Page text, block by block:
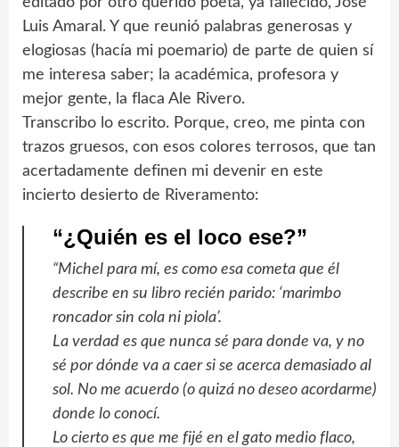
Luis Amaral. Y que reunió palabras generosas y
elogiosas (hacía mi poemario) de parte de quien sí
me interesa saber; la académica, profesora y
mejor gente, la flaca Ale Rivero.
Transcribo lo escrito. Porque, creo, me pinta con
trazos gruesos, con esos colores terrosos, que tan
acertadamente definen mi devenir en este
incierto desierto de Riveramento:
“¿Quién es el loco ese?”
“Michel para mí, es como esa cometa que él
describe en su libro recién parido: ‘marimbo
roncador sin cola ni piola’.
La verdad es que nunca sé para donde va, y no
sé por dónde va a caer si se acerca demasiado al
sol. No me acuerdo (o quizá no deseo acordarme)
donde lo conocí.
Lo cierto es que me fijé en el gato medio flaco,